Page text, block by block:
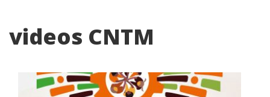
videos CNTM